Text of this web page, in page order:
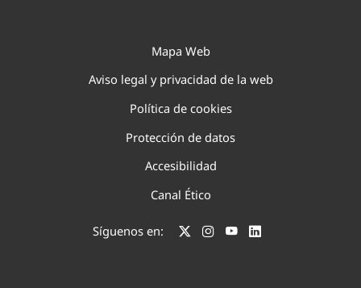
Mapa Web
Aviso legal y privacidad de la web
Política de cookies
Protección de datos
Accesibilidad
Canal Ético
Síguenos en: